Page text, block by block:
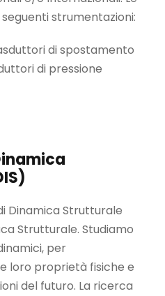
strumentazioni:
di spostamento
di pressione
Dinamica Strutturale
Strutturale. Studiamo
per
loro proprietà fisiche e
del futuro. La ricerca